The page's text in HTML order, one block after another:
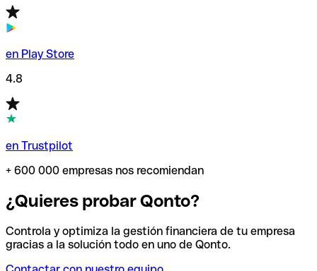
en Play Store
4.8
en Trustpilot
+ 600 000 empresas nos recomiendan
¿Quieres probar Qonto?
Controla y optimiza la gestión financiera de tu empresa
gracias a la solución todo en uno de Qonto.